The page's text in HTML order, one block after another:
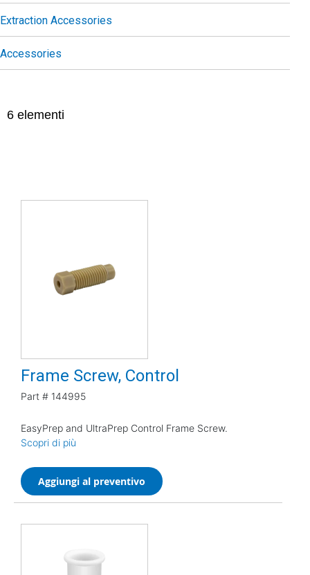
6 elementi
Frame Screw, Control
Part # 144995
EasyPrep and UltraPrep Control Frame Screw.
Scopri di più
Aggiungi al preventivo
Extraction Accessories
Accessories